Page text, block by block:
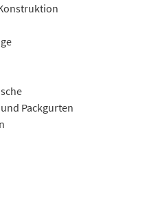
Packgurten